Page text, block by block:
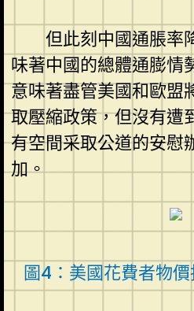
但此刻中國通脹率
味著中國的總體通膨情
意味著盡管美國和歐盟
取壓縮政策，但沒有遭
有空間采取公道的安慰
加。
圖4：美國花費者物